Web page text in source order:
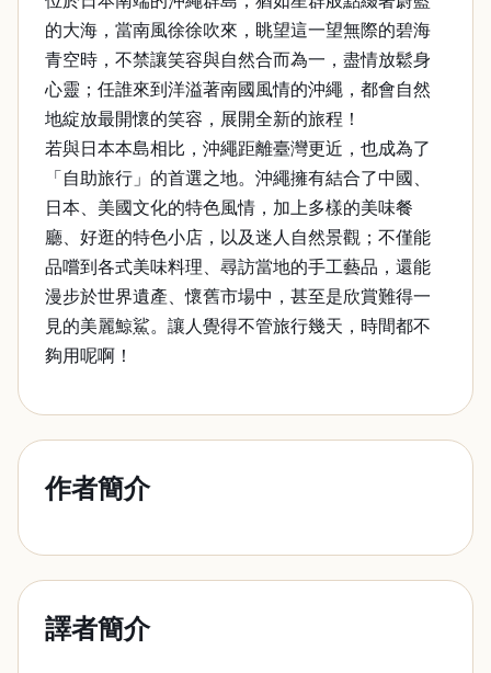
的大海，當南風徐徐吹來，眺望這一望無際的碧海
青空時，不禁讓笑容與自然合而為一，盡情放鬆身
心靈；任誰來到洋溢著南國風情的沖繩，都會自然
地綻放最開懷的笑容，展開全新的旅程！
若與日本本島相比，沖繩距離臺灣更近，也成為了
「自助旅行」的首選之地。沖繩擁有結合了中國、
日本、美國文化的特色風情，加上多樣的美味餐
廳、好逛的特色小店，以及迷人自然景觀；不僅能
品嚐到各式美味料理、尋訪當地的手工藝品，還能
漫步於世界遺產、懷舊市場中，甚至是欣賞難得一
見的美麗鯨鯊。讓人覺得不管旅行幾天，時間都不
夠用呢啊！
作者簡介
譯者簡介